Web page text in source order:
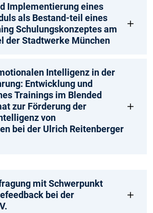
Implementierung eines
als Bestand-teil eines
Schulungskonzeptes am
der Stadtwerke München
Intelligenz in der
Entwicklung und
Trainings im Blended
zur Förderung der
von
bei der Ulrich Reitenberger
mit Schwerpunkt
bei der